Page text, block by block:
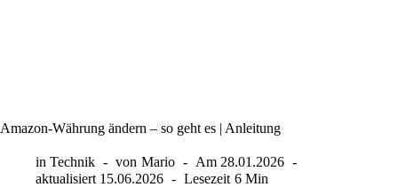
Amazon-Währung ändern – so geht es | Anleitung
in Technik von Mario Am 28.01.2026
aktualisiert 15.06.2026 Lesezeit 6 Min